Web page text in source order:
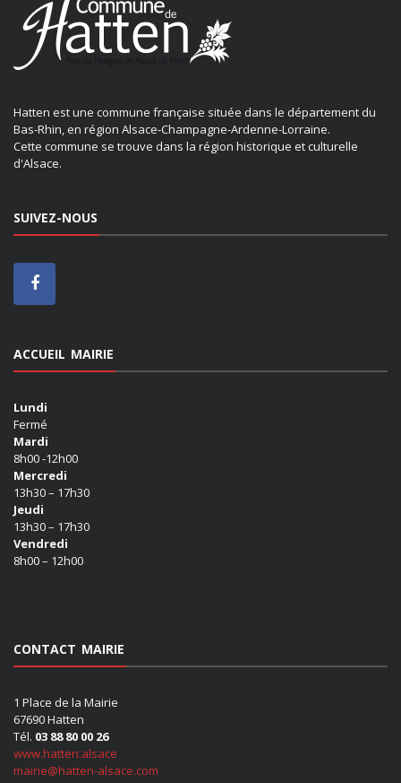
Hatten est une commune française située dans le département du
Bas-Rhin, en région Alsace-Champagne-Ardenne-Lorraine.
Cette commune se trouve dans la région historique et culturelle
d'Alsace.
SUIVEZ-NOUS
ACCUEIL MAIRIE
Lundi
Fermé
Mardi
8h00 -12h00
Mercredi
13h30 – 17h30
Jeudi
13h30 – 17h30
Vendredi
8h00 – 12h00
CONTACT MAIRIE
1 Place de la Mairie
67690 Hatten
Tél. 03 88 80 00 26
www.hatten.alsace
mairie@hatten-alsace.com